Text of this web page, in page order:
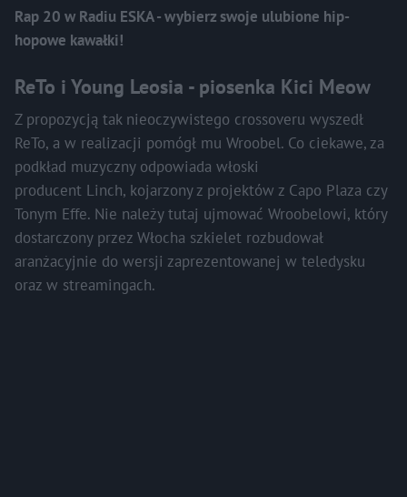
Rap 20 w Radiu ESKA - wybierz swoje ulubione hip-
hopowe kawałki!
ReTo i Young Leosia - piosenka Kici Meow
Z propozycją tak nieoczywistego crossoveru wyszedł
ReTo, a w realizacji pomógł mu Wroobel. Co ciekawe, za
podkład muzyczny odpowiada włoski
producent Linch, kojarzony z projektów z Capo Plaza czy
Tonym Effe. Nie należy tutaj ujmować Wroobelowi, który
dostarczony przez Włocha szkielet rozbudował
aranżacyjnie do wersji zaprezentowanej w teledysku
oraz w streamingach.